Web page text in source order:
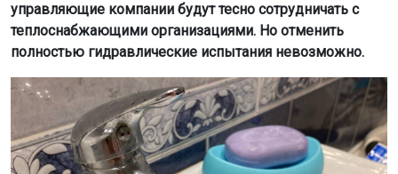
управляющие компании будут тесно сотрудничать с
теплоснабжающими организациями. Но отменить
полностью гидравлические испытания невозможно.